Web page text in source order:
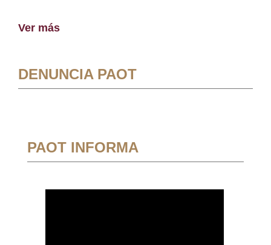
Ver más
DENUNCIA PAOT
PAOT INFORMA